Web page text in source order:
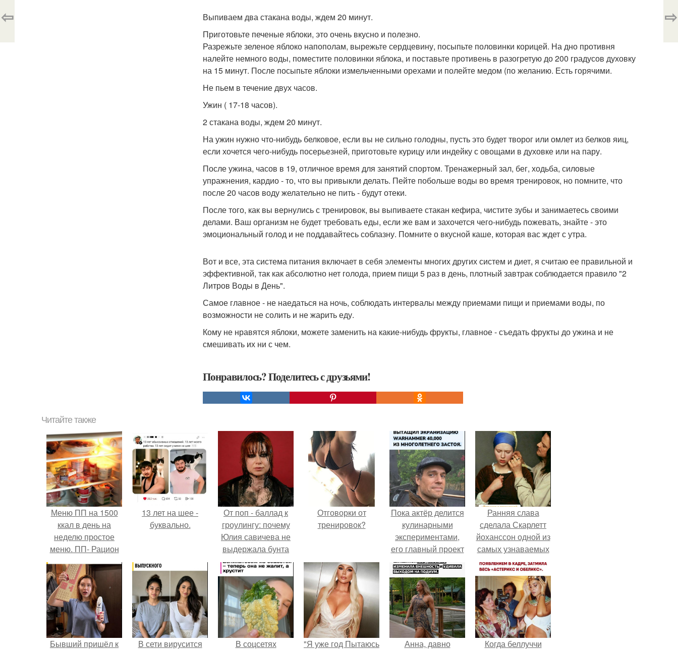
Выпиваем два стакана воды, ждем 20 минут.
Приготовьте печеные яблоки, это очень вкусно и полезно.
Разрежьте зеленое яблоко напополам, вырежьте сердцевину, посыпьте половинки корицей. На дно противня
налейте немного воды, поместите половинки яблока, и поставьте противень в разогретую до 200 градусов духовку
на 15 минут. После посыпьте яблоки измельченными орехами и полейте медом (по желанию. Есть горячими.
Не пьем в течение двух часов.
Ужин ( 17-18 часов).
2 стакана воды, ждем 20 минут.
На ужин нужно что-нибудь белковое, если вы не сильно голодны, пусть это будет творог или омлет из белков яиц,
если хочется чего-нибудь посерьезней, приготовьте курицу или индейку с овощами в духовке или на пару.
После ужина, часов в 19, отличное время для занятий спортом. Тренажерный зал, бег, ходьба, силовые
упражнения, кардио - то, что вы привыкли делать. Пейте побольше воды во время тренировок, но помните, что
после 20 часов воду желательно не пить - будут отеки.
После того, как вы вернулись с тренировок, вы выпиваете стакан кефира, чистите зубы и занимаетесь своими
делами. Ваш организм не будет требовать еды, если же вам и захочется чего-нибудь пожевать, знайте - это
эмоциональный голод и не поддавайтесь соблазну. Помните о вкусной каше, которая вас ждет с утра.
Вот и все, эта система питания включает в себя элементы многих других систем и диет, я считаю ее правильной и
эффективной, так как абсолютно нет голода, прием пищи 5 раз в день, плотный завтрак соблюдается правило "2
Литров Воды в День".
Самое главное - не наедаться на ночь, соблюдать интервалы между приемами пищи и приемами воды, по
возможности не солить и не жарить еду.
Кому не нравятся яблоки, можете заменить на какие-нибудь фрукты, главное - съедать фрукты до ужина и не
смешивать их ни с чем.
Понравилось? Поделитесь с друзьями!
⇦ ⇨
Читайте также
Меню ПП на 1500
ккал в день на
неделю простое
меню. ПП- Рацион
на неделю (1200-
1500 ккал).
13 лет на шее -
буквально.
От поп - баллад к
гроулингу: почему
Юлия савичева не
выдержала бунта
собственной
аудитории.
Отговорки от
тренировок?
Пока актёр делится
кулинарными
экспериментами,
его главный проект
сделал серьёзный
шаг вперёд.
Ранняя слава
сделала Скарлетт
йоханссон одной из
самых узнаваемых
актрис голливуда,
но за глянцевым
фасадом
скрывалась
огромная
неуверенность.
Бывший пришёл к
В сети вирусится В соцсетях "Я уже год Пытаюсь Анна, давно Когда беллуччи